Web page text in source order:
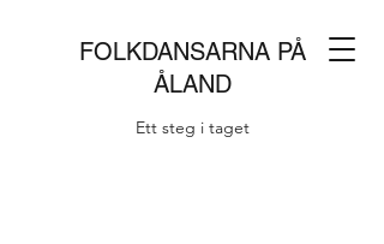
FOLKDANSARNA PÅ
ÅLAND
Ett steg i taget